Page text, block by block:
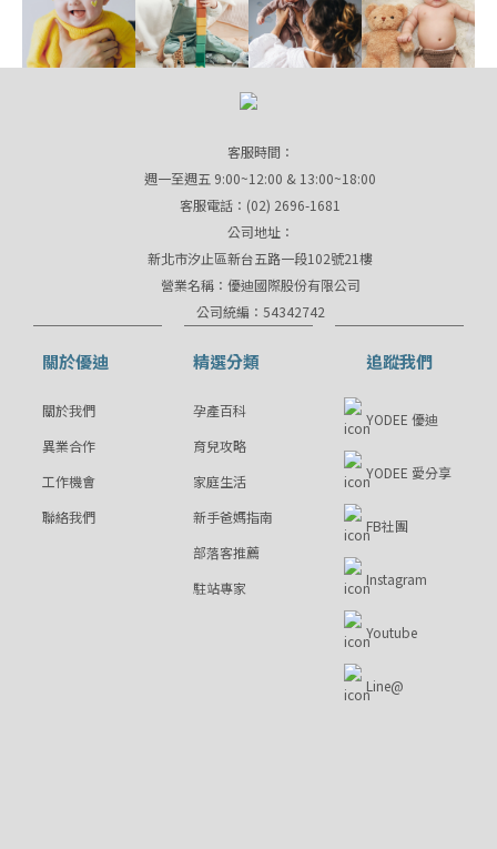
客服時間：
週一至週五 9:00~12:00 & 13:00~18:00
客服電話：(02) 2696-1681
公司地址：
新北市汐止區新台五路一段102號21樓
營業名稱：優迪國際股份有限公司
公司統編：54342742
關於優迪
關於我們
異業合作
工作機會
聯絡我們
精選分類
孕產百科
育兒攻略
家庭生活
新手爸媽指南
部落客推薦
駐站專家
追蹤我們
YODEE 優迪
YODEE 愛分享
FB社團
Instagram
Youtube
Line@